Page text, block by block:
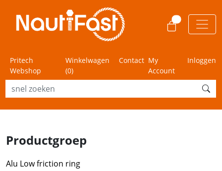
Pritech
Webshop
Winkelwagen
(0)
Contact My
Account
Inloggen
Productgroep
Alu Low friction ring